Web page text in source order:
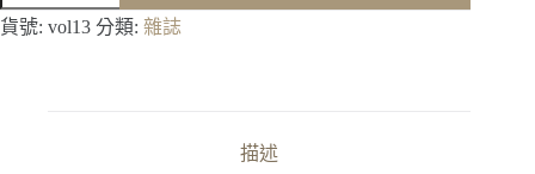
／
05
貨號: vol13 分類: 雜誌
描述